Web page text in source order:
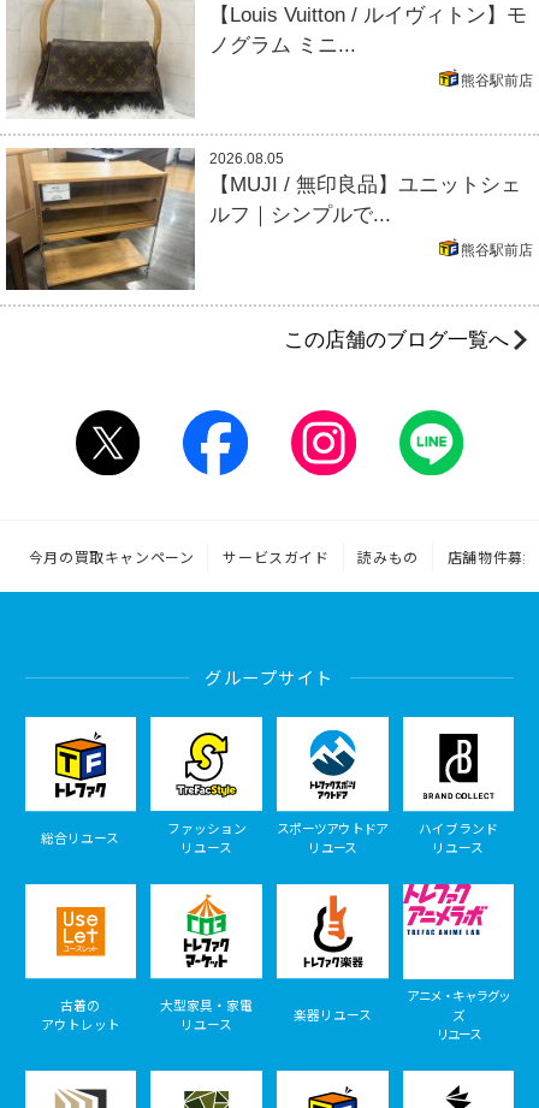
【Louis Vuitton / ルイヴィトン】モ
ノグラム ミニ...
熊谷駅前店
2026.08.05
【MUJI / 無印良品】ユニットシェ
ルフ｜シンプルで...
熊谷駅前店
この店舗のブログ一覧へ
今月の買取キャンペーン サービスガイド 読みもの 店舗物件募集
グループサイト
総合リユース
ファッション
リユース
スポーツアウトドア
リユース
ハイブランド
リユース
古着の
アウトレット
大型家具・家電
リユース
楽器リユース
アニメ・キャラグッ
ズ
リユース